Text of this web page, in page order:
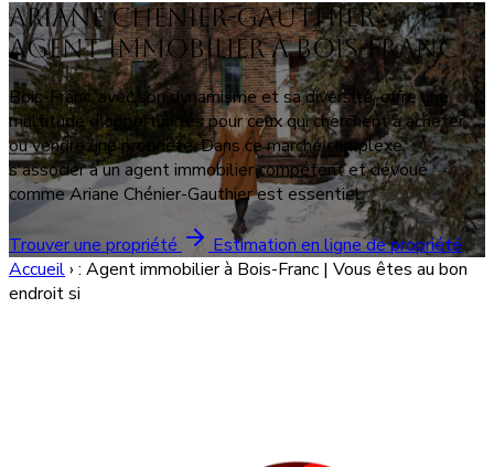
Ariane Chénier-Gauthier :
Agent immobilier à Bois-Franc
Bois-Franc, avec son dynamisme et sa diversité, offre une
multitude d'opportunités pour ceux qui cherchent à acheter
ou vendre une propriété. Dans ce marché complexe,
s'associer à un agent immobilier compétent et dévoué
comme Ariane Chénier-Gauthier est essentiel.
Trouver une propriété
Estimation en ligne de propriété
Accueil› : Agent immobilier à Bois-Franc | Vous êtes au bon
endroit si